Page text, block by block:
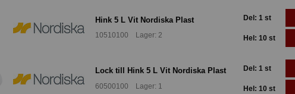
Hink 5 L Vit Nordiska Plast
10510100 Lager: 2
Del: 1 st
Hel: 10 st
Lock till Hink 5 L Vit Nordiska Plast
60500100 Lager: 1
Del: 1 st
Hel: 10 st